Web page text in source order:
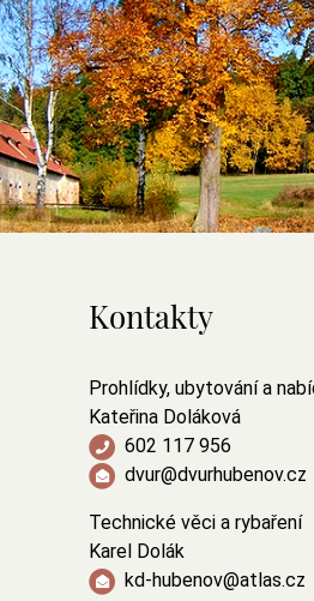
Kontakty
Prohlídky, ubytování a
Kateřina Doláková
602 117 956
dvur@dvurhubenov.cz
Technické věci a rybaření
Karel Dolák
kd-hubenov@atlas.cz